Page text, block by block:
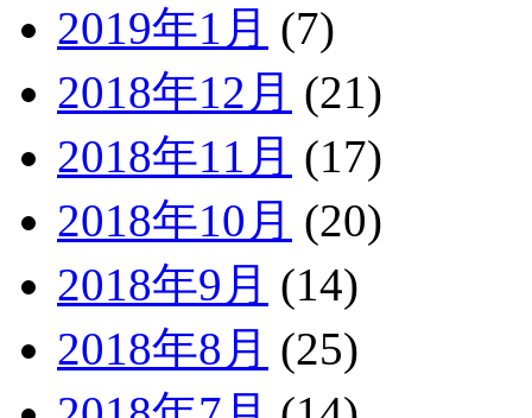
2019年1月 (7)
2018年12月 (21)
2018年11月 (17)
2018年10月 (20)
2018年9月 (14)
2018年8月 (25)